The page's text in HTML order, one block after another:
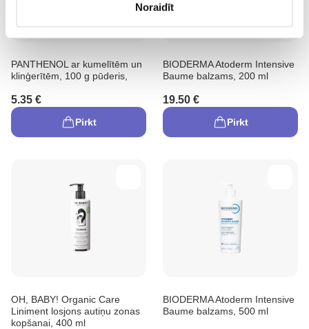
Noraidīt
PANTHENOL ar kumelītēm un
klinģerītēm, 100 g pūderis,
5.35 €
Pirkt
BIODERMA Atoderm Intensive
Baume balzams, 200 ml
19.50 €
Pirkt
OH, BABY! Organic Care
Liniment losjons autiņu zonas
kopšanai, 400 ml
BIODERMA Atoderm Intensive
Baume balzams, 500 ml